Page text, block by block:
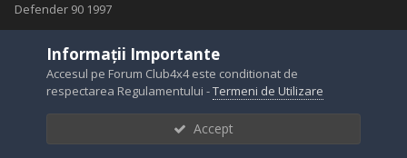
Defender 90 1997
nenea1973
Postat Aprilie 2, 2015
Re: Sudura cu Mig-Mag - discutii, pareri, aparate
Informații Importante
Accesul pe Forum Club4x4 este conditionat de
respectarea Regulamentului -Termeni de Utilizare
Accept